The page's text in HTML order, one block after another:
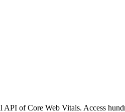
of Core Web Vitals. Access